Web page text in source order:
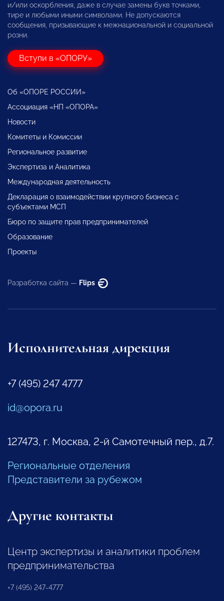
и/или оскорбления, даже в случае замены букв точками,
тире и любыми иными символами. Не допускаются
сообщения, призывающие к межнациональной и социальной
розни.
Вступи в «ОПОРУ»
Об «ОПОРЕ РОССИИ»
Ассоциация «НП «ОПОРА»
Новости
Комитеты и Комиссии
Региональное развитие
Экспертиза и Аналитика
Международная деятельность
Декларация о взаимодействии крупного бизнеса с
субъектами МСП
Бюро по защите прав предпринимателей
Образование
Проекты
Разработка сайта — Flips
Исполнительная дирекция
+7 (495) 247 4777
id@opora.ru
127473, г. Москва, 2-й Самотечный пер., д.7.
Региональные отделения
Представители за рубежом
Другие контакты
Центр экспертизы и аналитики проблем
предпринимательства
+7 (495) 247-4777